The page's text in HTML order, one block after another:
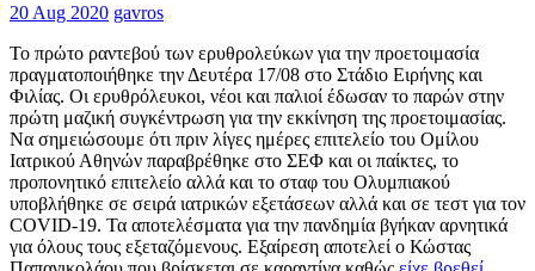
20 Aug 2020 gavros
Το πρώτο ραντεβού των ερυθρολεύκων για την προετοιμασία
πραγματοποιήθηκε την Δευτέρα 17/08 στο Στάδιο Ειρήνης και
Φιλίας. Οι ερυθρόλευκοι, νέοι και παλιοί έδωσαν το παρών στην
πρώτη μαζική συγκέντρωση για την εκκίνηση της προετοιμασίας.
Να σημειώσουμε ότι πριν λίγες ημέρες επιτελείο του Oμίλου
Ιατρικού Αθηνών παραβρέθηκε στο ΣΕΦ και οι παίκτες, το
προπονητικό επιτελείο αλλά και το σταφ του Ολυμπιακού
υποβλήθηκε σε σειρά ιατρικών εξετάσεων αλλά και σε τεστ για τον
COVID-19. Τα αποτελέσματα για την πανδημία βγήκαν αρνητικά
για όλους τους εξεταζόμενους. Εξαίρεση αποτελεί ο Κώστας